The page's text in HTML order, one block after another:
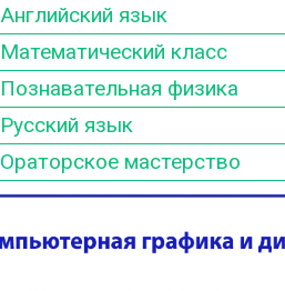
Английский язык
Математический класс
Познавательная физика
Русский язык
Ораторское мастерство